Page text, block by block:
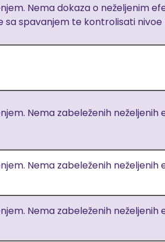
Nema dokaza o neželjenim
spavanjem te kontrolisati nivoe
Nema zabeleženih
Nema zabeleženih
Nema zabeleženih